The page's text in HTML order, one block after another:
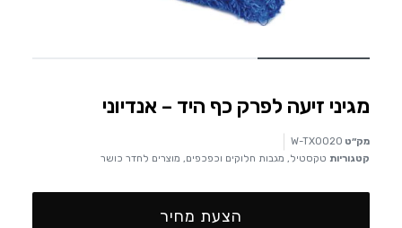
מגיני זיעה לפרק כף היד – אנדיוני
מק״ט W-TX0020
קטגוריות טקסטיל, מגבות חלוקים וכפכפים, מוצרים לחדר כושר
הצעת מחיר